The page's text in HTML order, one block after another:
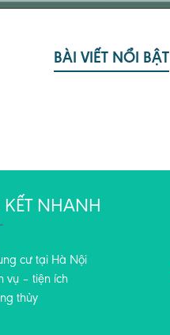
BÀI VIẾT NỔI BẬT
KẾT NHANH
cư tại Hà Nội
vụ – tiện ích
thủy